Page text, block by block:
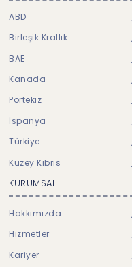
ABD
Birleşik Krallık
BAE
Kanada
Portekiz
İspanya
Türkiye
Kuzey Kıbrıs
KURUMSAL
Hakkımızda
Hizmetler
Kariyer